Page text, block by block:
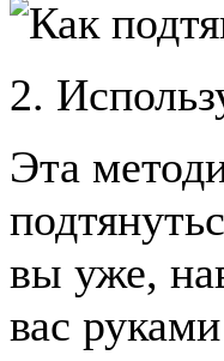
2.
Эта
вы уже,
вас